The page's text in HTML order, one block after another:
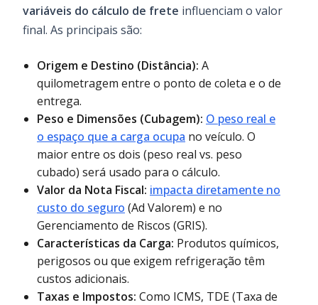
variáveis do cálculo de frete influenciam o valor
final. As principais são:
Origem e Destino (Distância): A
quilometragem entre o ponto de coleta e o de
entrega.
Peso e Dimensões (Cubagem): O peso real e
o espaço que a carga ocupa no veículo. O
maior entre os dois (peso real vs. peso
cubado) será usado para o cálculo.
Valor da Nota Fiscal: impacta diretamente no
custo do seguro (Ad Valorem) e no
Gerenciamento de Riscos (GRIS).
Características da Carga: Produtos químicos,
perigosos ou que exigem refrigeração têm
custos adicionais.
Taxas e Impostos: Como ICMS, TDE (Taxa de